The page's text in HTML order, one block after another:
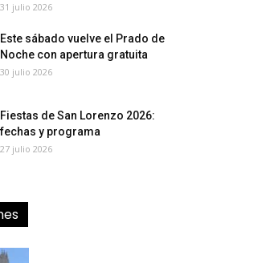
31 julio 2026
Este sábado vuelve el Prado de
Noche con apertura gratuita
30 julio 2026
Fiestas de San Lorenzo 2026:
fechas y programa
27 julio 2026